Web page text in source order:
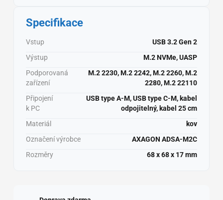
Specifikace
Vstup
USB 3.2 Gen 2
Výstup
M.2 NVMe, UASP
Podporovaná
zařízení
M.2 2230, M.2 2242, M.2 2260, M.2
2280, M.2 22110
Připojení
k PC
USB type A-M, USB type C-M, kabel
odpojitelný, kabel 25 cm
Materiál
kov
Označení výrobce
AXAGON ADSA-M2C
Rozměry
68 x 68 x 17 mm